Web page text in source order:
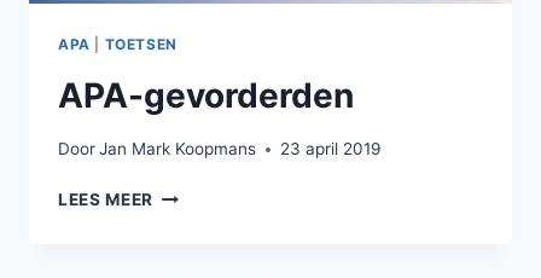
APA TOETSEN
APA-gevorderden
DoorJan Mark Koopmans 23 april 2019
LEES MEER APA-